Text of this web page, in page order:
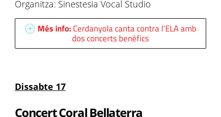
Organitza: Sinestesia Vocal Studio
Més info:Cerdanyola canta contra l'ELA amb
dos concerts benèfics
Dissabte 17
Concert Coral Bellaterra